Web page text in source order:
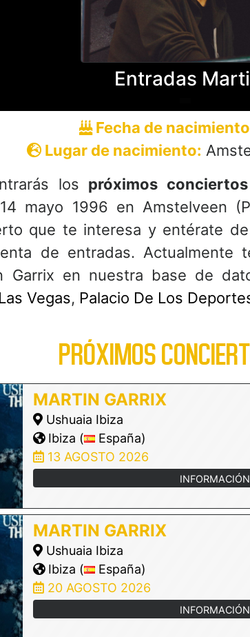
Entradas
Fecha de
Lugar de nacimiento:
los próximos
mayo 1996 en Amstelveen
que te interesa y entérate
de entradas. Actualmente
Garrix en nuestra base de
Vegas, Palacio De Los
PRÓXIMOS
MARTIN GARRIX
Ushuaia Ibiza
Ibiza (
España)
13 AGOSTO 2026
MARTIN GARRIX
Ushuaia Ibiza
Ibiza (
España)
20 AGOSTO 2026